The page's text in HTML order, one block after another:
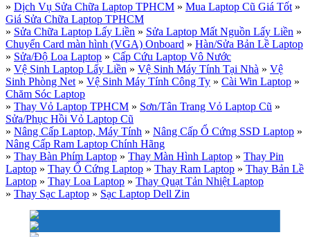
» Dịch Vụ Sửa Chữa Laptop TPHCM » Mua Laptop Cũ Giá Tốt »
Giá Sửa Chữa Laptop TPHCM
» Sửa Chữa Laptop Lấy Liền » Sửa Laptop Mất Nguồn Lấy Liền »
Chuyển Card màn hình (VGA) Onboard » Hàn/Sửa Bản Lề Laptop
» Sửa/Độ Loa Laptop » Cấp Cứu Laptop Vô Nước
» Vệ Sinh Laptop Lấy Liền » Vệ Sinh Máy Tính Tại Nhà » Vệ
Sinh Phòng Net » Vệ Sinh Máy Tính Công Ty » Cài Win Laptop »
Chăm Sóc Laptop
» Thay Vỏ Laptop TPHCM » Sơn/Tân Trang Vỏ Laptop Cũ »
Sửa/Phục Hồi Vỏ Laptop Cũ
» Nâng Cấp Laptop, Máy Tính » Nâng Cấp Ổ Cứng SSD Laptop »
Nâng Cấp Ram Laptop Chính Hãng
» Thay Bàn Phím Laptop » Thay Màn Hình Laptop » Thay Pin
Laptop » Thay Ổ Cứng Laptop » Thay Ram Laptop » Thay Bản Lề
Laptop » Thay Loa Laptop » Thay Quạt Tản Nhiệt Laptop
» Thay Sạc Laptop » Sạc Laptop Dell Zin